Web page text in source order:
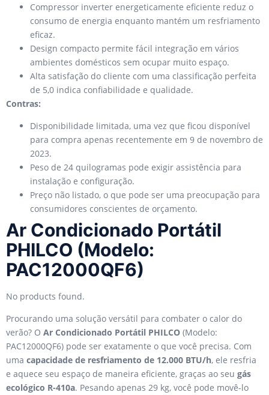
Compressor inverter energeticamente eficiente reduz o
consumo de energia enquanto mantém um resfriamento
eficaz.
Design compacto permite fácil integração em vários
ambientes domésticos sem ocupar muito espaço.
Alta satisfação do cliente com uma classificação perfeita
de 5,0 indica confiabilidade e qualidade.
Contras:
Disponibilidade limitada, uma vez que ficou disponível
para compra apenas recentemente em 9 de novembro de
2023.
Peso de 24 quilogramas pode exigir assistência para
instalação e configuração.
Preço não listado, o que pode ser uma preocupação para
consumidores conscientes de orçamento.
Ar Condicionado Portátil
PHILCO (Modelo:
PAC12000QF6)
No products found.
Procurando uma solução versátil para combater o calor do
verão? O Ar Condicionado Portátil PHILCO (Modelo:
PAC12000QF6) pode ser exatamente o que você precisa. Com
uma capacidade de resfriamento de 12.000 BTU/h, ele resfria
e aquece seu espaço de maneira eficiente, graças ao seu gás
ecológico R-410a. Pesando apenas 29 kg, você pode movê-lo